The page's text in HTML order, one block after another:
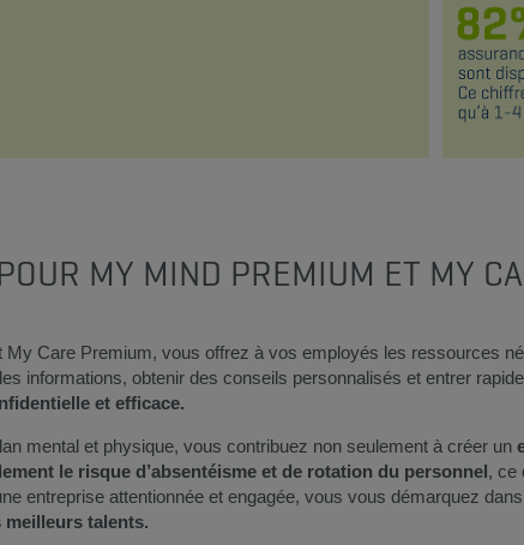
MY MIND PREMIUM ET MY
Care Premium, vous offrez à vos employés les ressources
informations, obtenir des conseils personnalisés et entrer
et efficace.
mental et physique, vous contribuez non seulement à créer un
le risque d’absentéisme et de rotation du personnel, ce
entreprise attentionnée et engagée, vous vous démarquez
talents.